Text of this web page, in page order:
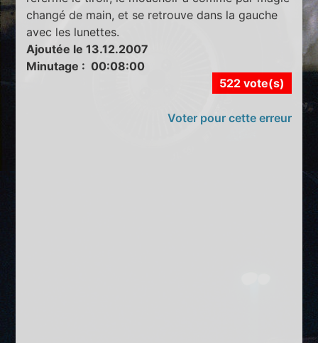
changé de main, et se retrouve dans la gauche
avec les lunettes.
Ajoutée le 13.12.2007
Minutage : 00:08:00
522 vote(s)
Voter pour cette erreur